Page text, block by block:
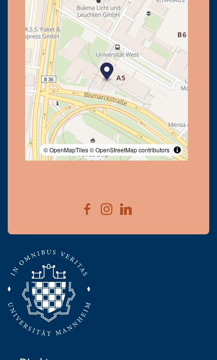
© OpenMapTiles© OpenStreetMap contributors